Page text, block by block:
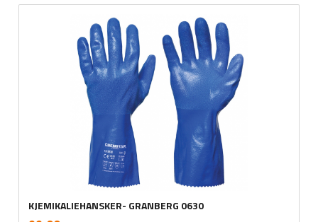
KJEMIKALIEHANSKER- GRANBERG 0630